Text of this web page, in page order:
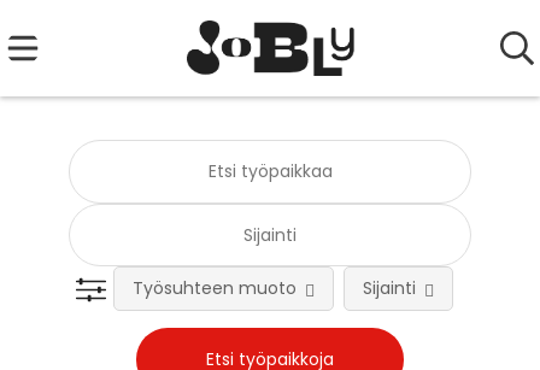
Työsuhteen muoto Sijainti